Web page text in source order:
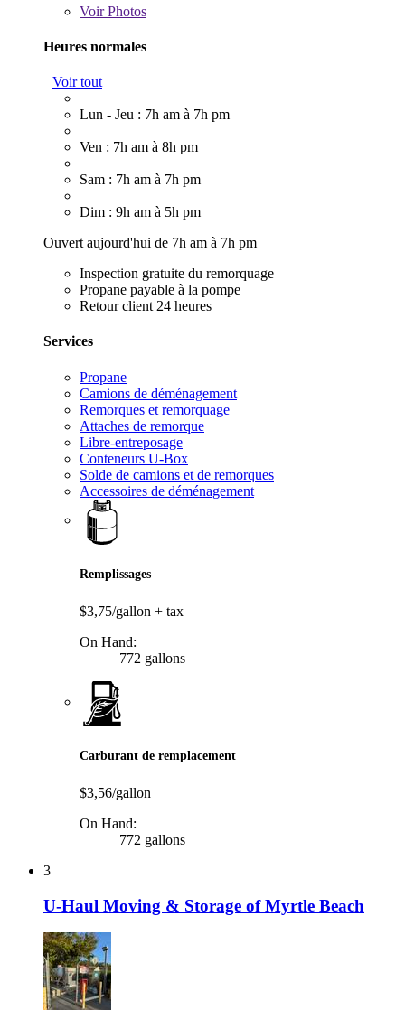
VoirPhotos
Heures normales
Voir tout
Lun - Jeu : 7h am à 7h pm
Ven : 7h am à 8h pm
Sam : 7h am à 7h pm
Dim : 9h am à 5h pm
Ouvert aujourd'hui de 7h am à 7h pm
Inspection gratuite du remorquage
Propane payable à la pompe
Retour client 24 heures
Services
Propane
Camions de déménagement
Remorques et remorquage
Attaches de remorque
Libre-entreposage
Conteneurs U-Box
Solde de camions et de remorques
Accessoires de déménagement
Remplissages
$3,75/gallon + tax
On Hand:
772 gallons
Carburant de remplacement
$3,56/gallon
On Hand:
772 gallons
3
U-Haul Moving & Storage of Myrtle Beach